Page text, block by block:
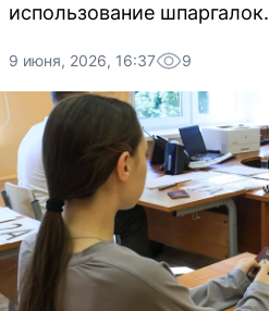
использование шпаргалок.
9 июня, 2026, 16:37 9